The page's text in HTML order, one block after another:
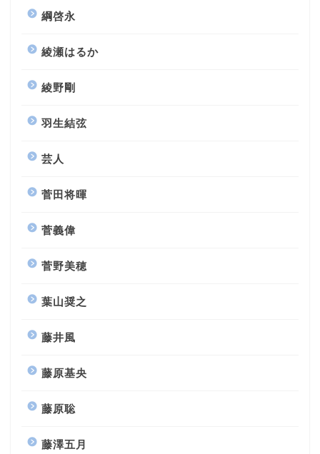
綱啓永
綾瀬はるか
綾野剛
羽生結弦
芸人
菅田将暉
菅義偉
菅野美穂
葉山奨之
藤井風
藤原基央
藤原聡
藤澤五月